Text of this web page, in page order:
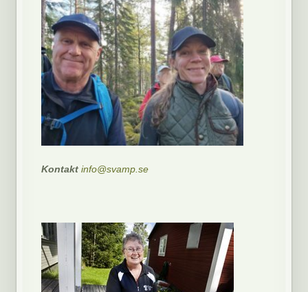
Kontaktinfo@svamp.se